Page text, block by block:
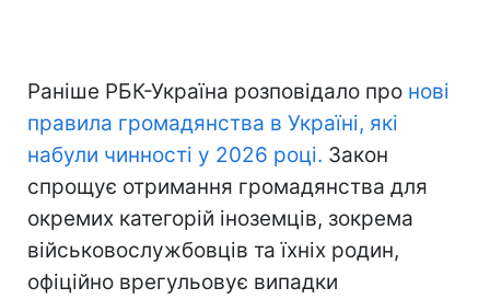
Раніше РБК-Україна розповідало про нові
правила громадянства в Україні, які
набули чинності у 2026 році. Закон
спрощує отримання громадянства для
окремих категорій іноземців, зокрема
військовослужбовців та їхніх родин,
офіційно врегульовує випадки